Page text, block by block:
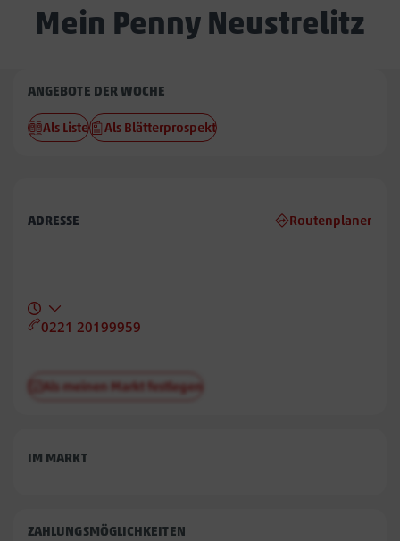
Mein Penny Neustrelitz
Penny
Neustrelitz
ANGEBOTE DER WOCHE
Als Liste Als Blätterprospekt
ADRESSE Routenplaner
0221 20199959
Als meinen Markt festlegen
IM MARKT
ZAHLUNGSMÖGLICHKEITEN